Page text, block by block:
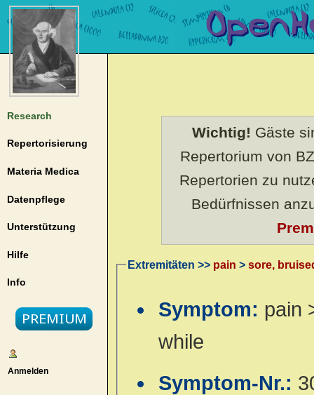
Research
Repertorisierung
Materia Medica
Datenpflege
Unterstützung
Hilfe
Info
Anmelden
Wichtig! Gäste
Repertorium von
Repertorien zu
Bedürfnissen
Extremitäten >> pain > sore,
Symptom: pain
while
Symptom-Nr.: